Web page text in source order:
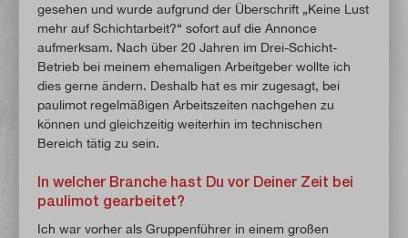
gesehen und wurde aufgrund der Überschrift „Keine Lust
mehr auf Schichtarbeit?“ sofort auf die Annonce
aufmerksam. Nach über 20 Jahren im Drei-Schicht-
Betrieb bei meinem ehemaligen Arbeitgeber wollte ich
dies gerne ändern. Deshalb hat es mir zugesagt, bei
paulimot regelmäßigen Arbeitszeiten nachgehen zu
können und gleichzeitig weiterhin im technischen
Bereich tätig zu sein.
In welcher Branche hast Du vor Deiner Zeit bei
paulimot gearbeitet?
Ich war vorher als Gruppenführer in einem großen